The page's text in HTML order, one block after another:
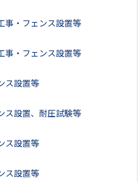
事・フェンス設置等
事・フェンス設置等
ス設置等
ス設置、耐圧試験等
ス設置等
ス設置等